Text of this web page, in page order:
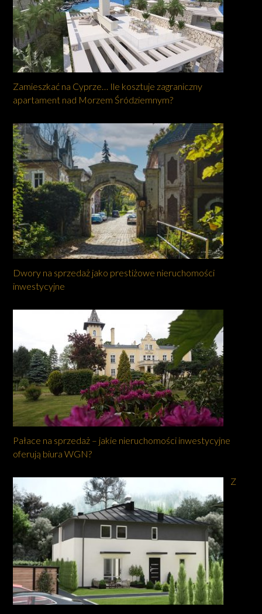
Zamieszkać na Cyprze… Ile kosztuje zagraniczny
apartament nad Morzem Śródziemnym?
Dwory na sprzedaż jako prestiżowe nieruchomości
inwestycyjne
Pałace na sprzedaż – jakie nieruchomości inwestycyjne
oferują biura WGN?
Z